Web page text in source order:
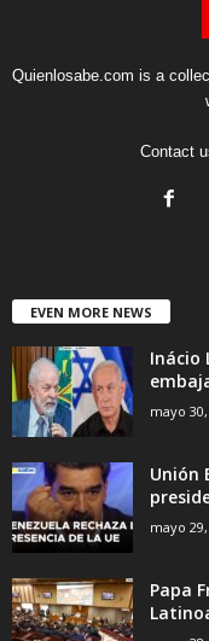
Quienlosabe.com is a
Contact
EVEN MORE NEWS
Inácio
mayo
Unión
mayo
Papa